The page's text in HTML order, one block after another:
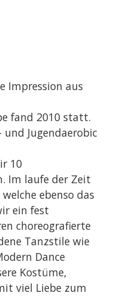
Impression aus
fand 2010 statt.
Jugendaerobic
10
Im laufe der Zeit
ebenso das
ein fest
choreografierte
Tanzstile wie
Dance
Kostüme,
viel Liebe zum